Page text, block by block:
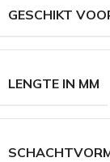
GESCHIKT
LENGTE IN MM